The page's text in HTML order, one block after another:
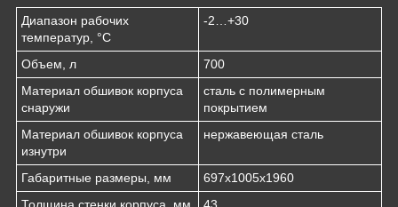
Диапазон рабочих
температур, °C
-2…+30
Объем, л
700
Материал обшивок корпуса
снаружи
сталь с полимерным
покрытием
Материал обшивок корпуса
изнутри
нержавеющая сталь
Габаритные размеры, мм
697х1005х1960